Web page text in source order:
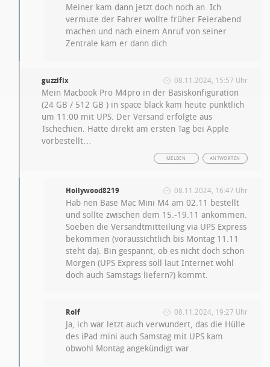
Meiner kam dann jetzt doch noch an. Ich
vermute der Fahrer wollte früher Feierabend
machen und nach einem Anruf von seiner
Zentrale kam er dann dich
guzzifix 08.11.2024, 15:57 Uhr
Mein Macbook Pro M4pro in der Basiskonfiguration
(24 GB / 512 GB ) in space black kam heute pünktlich
um 11:00 mit UPS. Der Versand erfolgte aus
Tschechien. Hatte direkt am ersten Tag bei Apple
vorbestellt…
ANTWORTEN
MELDEN
Hollywood8219 08.11.2024, 16:47 Uhr
Hab nen Base Mac Mini M4 am 02.11 bestellt
und sollte zwischen dem 15.-19.11 ankommen.
Soeben die Versandtmitteilung via UPS Express
bekommen (voraussichtlich bis Montag 11.11
steht da). Bin gespannt, ob es nicht doch schon
Morgen (UPS Express soll laut Internet wohl
doch auch Samstags liefern?) kommt.
Rolf 08.11.2024, 19:27 Uhr
Ja, ich war letzt auch verwundert, das die Hülle
des iPad mini auch Samstag mit UPS kam
obwohl Montag angekündigt war.